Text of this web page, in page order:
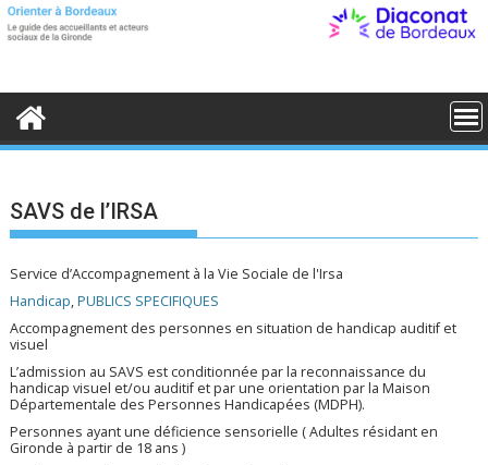
S
t
o
SAVS de l’IRSA
Service d’Accompagnement à la Vie Sociale de l'Irsa
Handicap,PUBLICS SPECIFIQUES
Accompagnement des personnes en situation de handicap auditif et
visuel
L’admission au SAVS est conditionnée par la reconnaissance du
handicap visuel et/ou auditif et par une orientation par la Maison
Départementale des Personnes Handicapées (MDPH).
Personnes ayant une déficience sensorielle ( Adultes résidant en
Gironde à partir de 18 ans )